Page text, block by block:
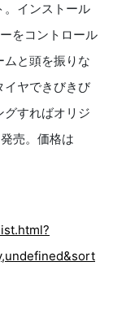
。インストール
をコントロール
ムと頭を振りな
イヤできびきび
すればオリジ
売。価格は